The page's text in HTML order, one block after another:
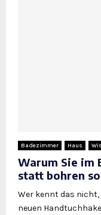
Badezimmer Haus
Warum Sie im
statt bohren
Wer kennt das nicht,
neuen